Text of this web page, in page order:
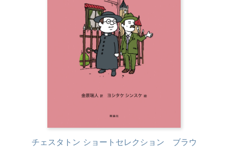
チェスタトン ショートセレクション ブラウ